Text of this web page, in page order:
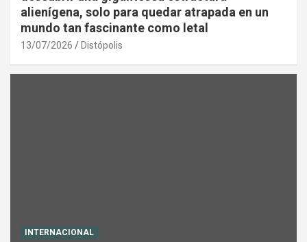
alienígena, solo para quedar atrapada en un
mundo tan fascinante como letal
13/07/2026 Distópolis
INTERNACIONAL